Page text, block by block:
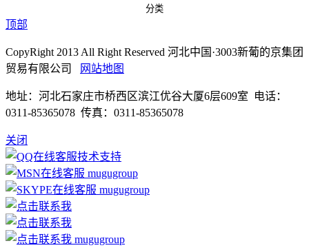
分类
顶部
CopyRight 2013 All Right Reserved 河北中国·3003新葡的京集团
贸易有限公司
网站地图
地址：河北石家庄市桥西区滨江优谷大厦6层609室 电话：
0311-85365078 传真：0311-85365078
关闭
技术支持
mugugroup
mugugroup
mugugroup